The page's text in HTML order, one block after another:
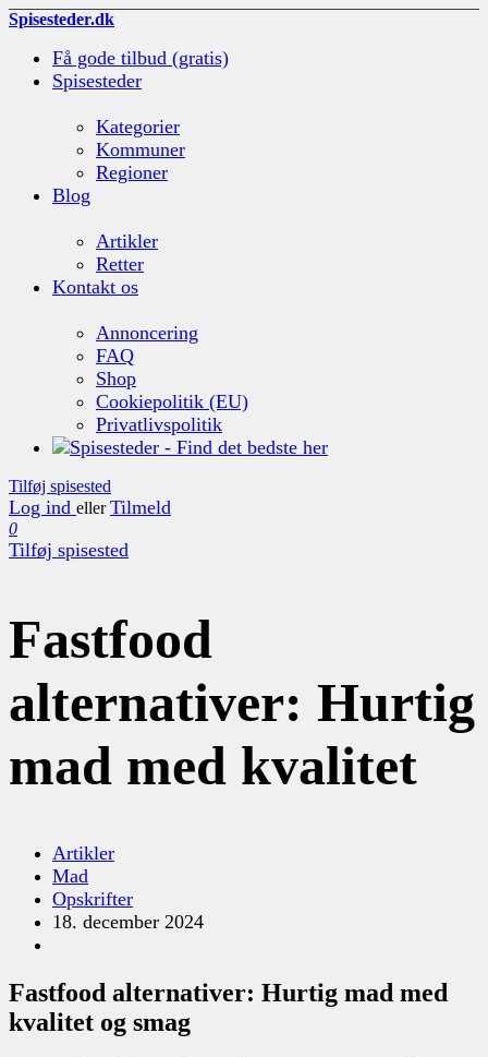
Spisesteder.dk
Få gode tilbud (gratis)
Spisesteder
Kategorier
Kommuner
Regioner
Blog
Artikler
Retter
Kontakt os
Annoncering
FAQ
Shop
Cookiepolitik (EU)
Privatlivspolitik
Tilføj spisested
Log ind eller Tilmeld
0
Tilføj spisested
Fastfood
alternativer: Hurtig
mad med kvalitet
Artikler
Mad
Opskrifter
18. december 2024
Fastfood alternativer: Hurtig mad med
kvalitet og smag